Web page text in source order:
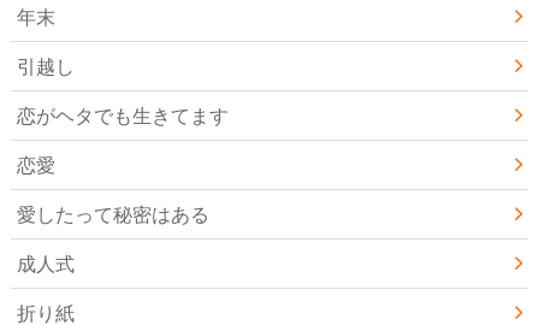
年末
引越し
恋がヘタでも生きてます
恋愛
愛したって秘密はある
成人式
折り紙